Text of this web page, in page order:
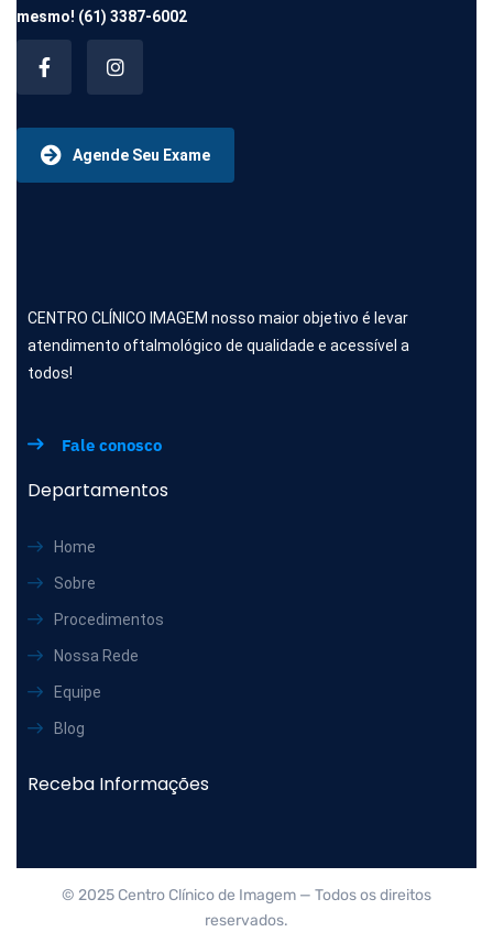
mesmo! (61) 3387-6002
Agende Seu Exame
CENTRO CLÍNICO IMAGEM nosso maior objetivo é levar
atendimento oftalmológico de qualidade e acessível a
todos!
Fale conosco
Departamentos
Home
Sobre
Procedimentos
Nossa Rede
Equipe
Blog
Receba Informações
© 2025 Centro Clínico de Imagem — Todos os direitos
reservados.